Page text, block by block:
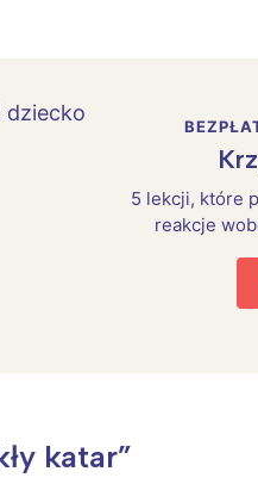
5 lekcji, które
reakcje
katar”
mnie